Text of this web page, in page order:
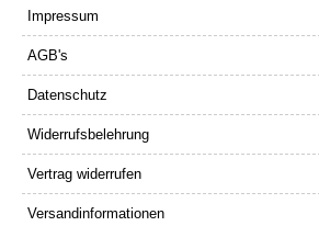
Impressum
AGB's
Datenschutz
Widerrufsbelehrung
Vertrag widerrufen
Versandinformationen